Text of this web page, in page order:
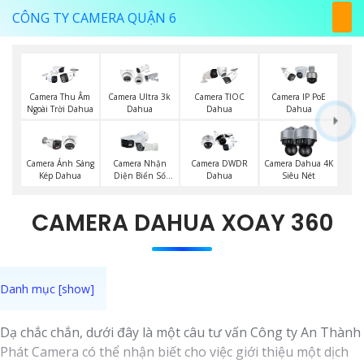
CÔNG TY CAMERA QUẬN 6
Camera Thu Âm
Ngoài Trời Dahua
Camera Ultra 3k
Dahua
Camera TIOC
Dahua
Camera IP PoE
Dahua
Camera Ánh Sáng
Kép Dahua
Camera Nhận
Diện Biển Số
Camera DWDR
Dahua
Camera Dahua 4K
Siêu Nét
CAMERA DAHUA XOAY 360
Dạ chắc chắn, dưới đây là một câu tư vấn Công ty An Thành
Phát Camera có thể nhận biết cho việc giới thiệu một dịch